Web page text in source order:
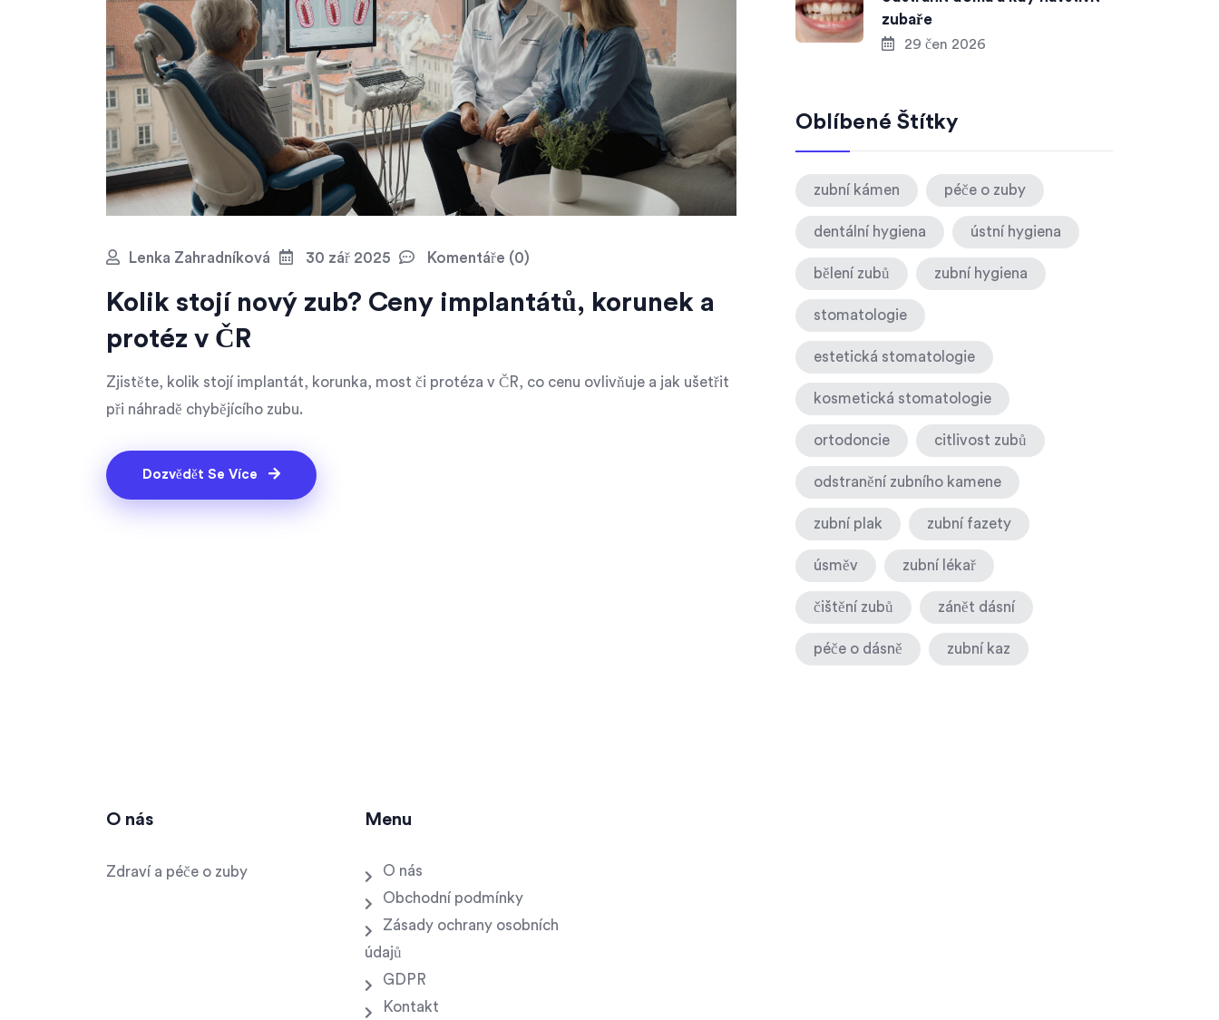
Lenka Zahradníková 30 zář 2025 Komentáře (0)
Kolik stojí nový zub? Ceny implantátů, korunek a
protéz v ČR
Zjistěte, kolik stojí implantát, korunka, most či protéza v ČR, co cenu ovlivňuje a jak ušetřit
při náhradě chybějícího zubu.
Dozvědět Se Více
zubaře
29 čen 2026
Oblíbené Štítky
zubní kámen péče o zuby
dentální hygiena ústní hygiena
bělení zubů zubní hygiena
stomatologie
estetická stomatologie
kosmetická stomatologie
ortodoncie citlivost zubů
odstranění zubního kamene
zubní plak zubní fazety
úsměv zubní lékař
čištění zubů zánět dásní
péče o dásně zubní kaz
O nás
Zdraví a péče o zuby
Menu
O nás
Obchodní podmínky
Zásady ochrany osobních
údajů
GDPR
Kontakt